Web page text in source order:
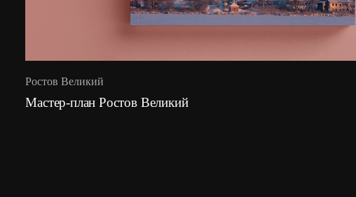
Ростов Великий
Мастер-план Ростов Великий